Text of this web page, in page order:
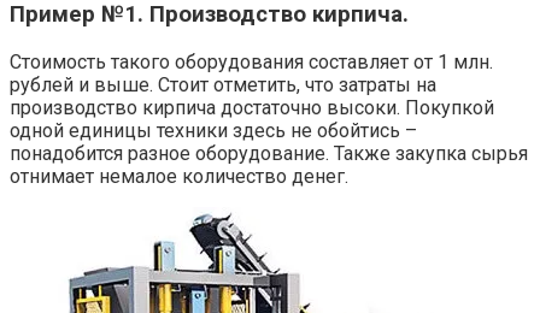
Пример №1. Производство кирпича.
Стоимость такого оборудования составляет от 1 млн.
рублей и выше. Стоит отметить, что затраты на
производство кирпича достаточно высоки. Покупкой
одной единицы техники здесь не обойтись –
понадобится разное оборудование. Также закупка сырья
отнимает немалое количество денег.